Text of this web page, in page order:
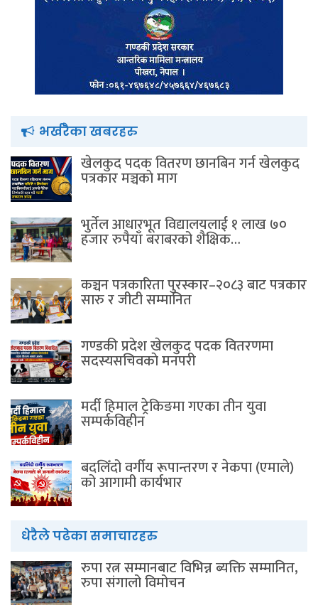
भर्खरैका खबरहरु
खेलकुद पदक वितरण छानबिन गर्न खेलकुद
पत्रकार मञ्चकाे माग
भुर्तेल आधारभूत विद्यालयलाई १ लाख ७०
हजार रुपैयाँ बराबरको शैक्षिक…
कञ्चन पत्रकारिता पुरस्कार–२०८३ बाट पत्रकार
सारु र जीटी सम्मानित
गण्डकी प्रदेश खेलकुद पदक वितरणमा
सदस्यसचिवकाे मनपरी
मर्दी हिमाल ट्रेकिङमा गएका तीन युवा
सम्पर्कविहीन
बदलिँदो वर्गीय रूपान्तरण र नेकपा (एमाले)
को आगामी कार्यभार
धेरैले पढेका समाचारहरु
रुपा रत्न सम्मानबाट विभिन्न ब्यक्ति सम्मानित,
रुपा संगालो विमोचन